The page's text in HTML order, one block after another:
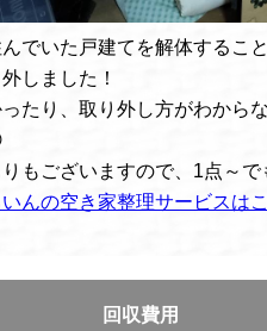
でいた戸建てを解体するこ
しました！
たり、取り外し方がわから
もございますので、1点～
んの空き家整理サービスは
回収費用